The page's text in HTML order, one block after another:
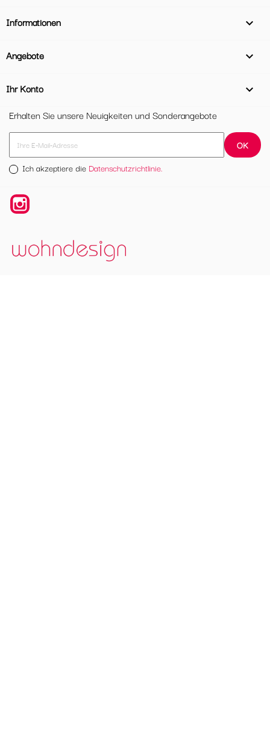
Informationen 
Angebote 
Ihr Konto

Erhalten Sie unsere Neuigkeiten und Sonderangebote
Ich akzeptiere die Datenschutzrichtlinie.